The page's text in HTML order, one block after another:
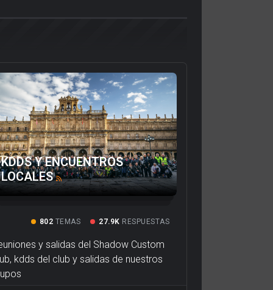
KDDS Y ENCUENTROS
LOCALES
802 TEMAS 27.9K RESPUESTAS
y salidas del Shadow Custom
kdds del club y salidas de nuestros